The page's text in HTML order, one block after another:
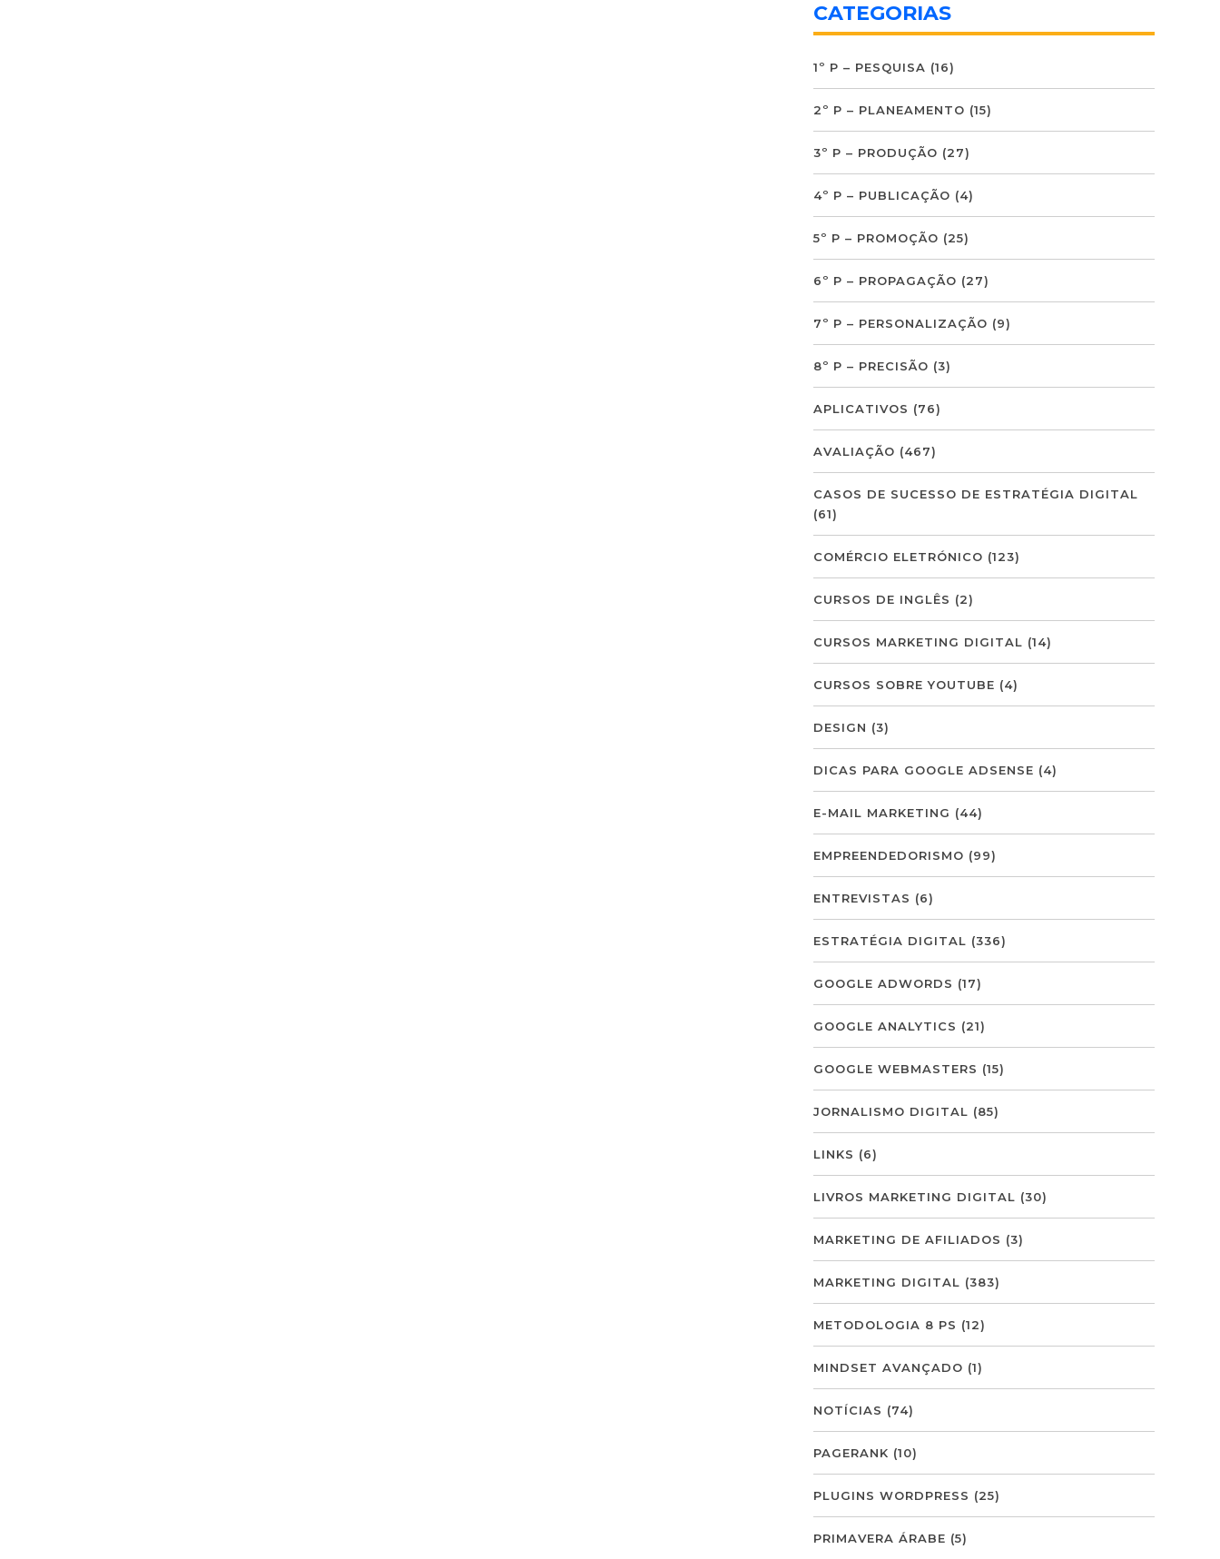
CATEGORIAS
1º P – PESQUISA (16)
2º P – PLANEAMENTO (15)
3º P – PRODUÇÃO (27)
4º P – PUBLICAÇÃO (4)
5º P – PROMOÇÃO (25)
6º P – PROPAGAÇÃO (27)
7º P – PERSONALIZAÇÃO (9)
8º P – PRECISÃO (3)
APLICATIVOS (76)
AVALIAÇÃO (467)
CASOS DE SUCESSO DE ESTRATÉGIA DIGITAL
(61)
COMÉRCIO ELETRÓNICO (123)
CURSOS DE INGLÊS (2)
CURSOS MARKETING DIGITAL (14)
CURSOS SOBRE YOUTUBE (4)
DESIGN (3)
DICAS PARA GOOGLE ADSENSE (4)
E-MAIL MARKETING (44)
EMPREENDEDORISMO (99)
ENTREVISTAS (6)
ESTRATÉGIA DIGITAL (336)
GOOGLE ADWORDS (17)
GOOGLE ANALYTICS (21)
GOOGLE WEBMASTERS (15)
JORNALISMO DIGITAL (85)
LINKS (6)
LIVROS MARKETING DIGITAL (30)
MARKETING DE AFILIADOS (3)
MARKETING DIGITAL (383)
METODOLOGIA 8 PS (12)
MINDSET AVANÇADO (1)
NOTÍCIAS (74)
PAGERANK (10)
PLUGINS WORDPRESS (25)
PRIMAVERA ÁRABE (5)